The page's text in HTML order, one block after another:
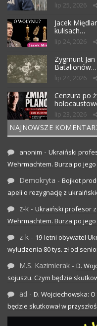
lip 25, 2026
Jacek
kulisach…
lip 24, 2026
Zygmunt
Batalionów…
lip 24, 2026
Cenzura po
lip 23, 2026
NAJNOWSZE
anonim - Ukraiński
Wehrmachtem. Burza po
Demokryta - Bojkot
apeli o rezygnację z
z-k - Ukraiński profesor
Wehrmachtem. Burza po
z-k - 19-letni obywatel
wyłudzenia 80 tys. zł od
M.S. Kazimierak - D.
sojuszu. Czym będzie
ad - D. Wojciechowska:
będzie skutkował w